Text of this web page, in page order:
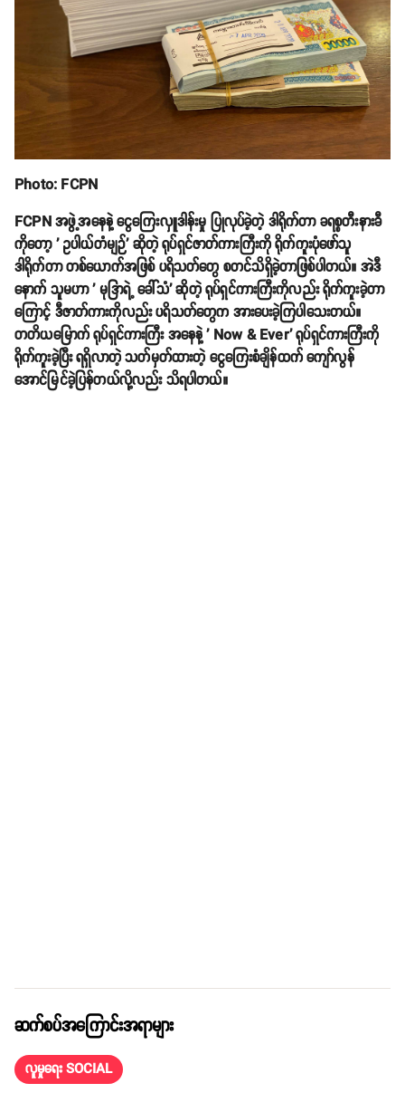
Photo: FCPN
FCPN အဖွဲ့အနေနဲ့ ငွေကြေးလှူဒါန်းမှု ပြုလုပ်ခဲ့တဲ့ ဒါရိုက်တာ ခရစ္စတီးနားခီ
ကိုတော့ ' ဥပါယ်တံမျဉ်' ဆိုတဲ့ ရုပ်ရှင်ဇာတ်ကားကြီးကို ရိုက်ကူးပုံဖော်သူ
ဒါရိုက်တာ တစ်ယောက်အဖြစ် ပရိသတ်တွေ စတင်သိရှိခဲ့တာဖြစ်ပါတယ်။ အဲဒီ
နောက် သူမဟာ ' မုဒြာရဲ့ ခေါ်သံ' ဆိုတဲ့ ရုပ်ရှင်ကားကြီးကိုလည်း ရိုက်ကူးခဲ့တာ
ကြောင့် ဒီဇာတ်ကားကိုလည်း ပရိသတ်တွေက အားပေးခဲ့ကြပါသေးတယ်။
တတိယမြောက် ရုပ်ရှင်ကားကြီး အနေနဲ့ ' Now & Ever' ရုပ်ရှင်ကားကြီးကို
ရိုက်ကူးခဲ့ပြီး ရရှိလာတဲ့ သတ်မှတ်ထားတဲ့ ငွေကြေးစံချိန်ထက် ကျော်လွန်
အောင်မြင်ခဲ့ပြန်တယ်လို့လည်း သိရပါတယ်။
ဆက်စပ်အကြောင်းအရာများ
လူမှုရေး SOCIAL